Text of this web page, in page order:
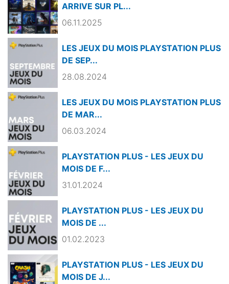
ARRIVE SUR PL...
06.11.2025
LES JEUX DU MOIS PLAYSTATION PLUS
DE SEP...
28.08.2024
LES JEUX DU MOIS PLAYSTATION PLUS
DE MAR...
06.03.2024
PLAYSTATION PLUS - LES JEUX DU
MOIS DE F...
31.01.2024
PLAYSTATION PLUS - LES JEUX DU
MOIS DE ...
01.02.2023
PLAYSTATION PLUS - LES JEUX DU
MOIS DE J...